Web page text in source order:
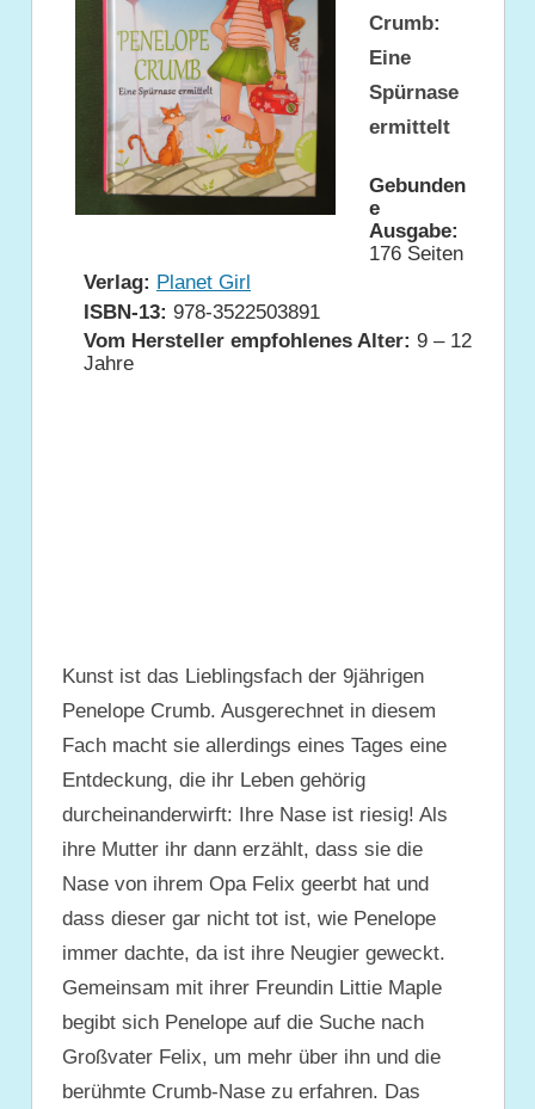
Crumb:
Eine
Spürnase
ermittelt
Gebunden
e
Ausgabe:
176 Seiten
Verlag: Planet Girl
ISBN-13: 978-3522503891
Vom Hersteller empfohlenes Alter: 9 – 12
Jahre
Kunst ist das Lieblingsfach der 9jährigen
Penelope Crumb. Ausgerechnet in diesem
Fach macht sie allerdings eines Tages eine
Entdeckung, die ihr Leben gehörig
durcheinanderwirft: Ihre Nase ist riesig! Als
ihre Mutter ihr dann erzählt, dass sie die
Nase von ihrem Opa Felix geerbt hat und
dass dieser gar nicht tot ist, wie Penelope
immer dachte, da ist ihre Neugier geweckt.
Gemeinsam mit ihrer Freundin Littie Maple
begibt sich Penelope auf die Suche nach
Großvater Felix, um mehr über ihn und die
berühmte Crumb-Nase zu erfahren. Das